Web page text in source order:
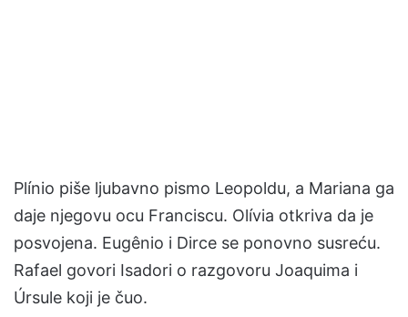
Plínio piše ljubavno pismo Leopoldu, a Mariana ga
daje njegovu ocu Franciscu. Olívia otkriva da je
posvojena. Eugênio i Dirce se ponovno susreću.
Rafael govori Isadori o razgovoru Joaquima i
Úrsule koji je čuo.